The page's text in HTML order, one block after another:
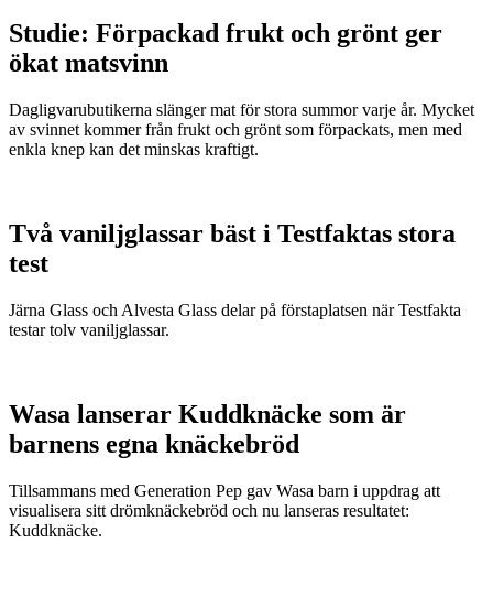
Studie: Förpackad frukt och grönt ger
ökat matsvinn
Dagligvarubutikerna slänger mat för stora summor varje år. Mycket
av svinnet kommer från frukt och grönt som förpackats, men med
enkla knep kan det minskas kraftigt.
Två vaniljglassar bäst i Testfaktas stora
test
Järna Glass och Alvesta Glass delar på förstaplatsen när Testfakta
testar tolv vaniljglassar.
Wasa lanserar Kuddknäcke som är
barnens egna knäckebröd
Tillsammans med Generation Pep gav Wasa barn i uppdrag att
visualisera sitt drömknäckebröd och nu lanseras resultatet:
Kuddknäcke.